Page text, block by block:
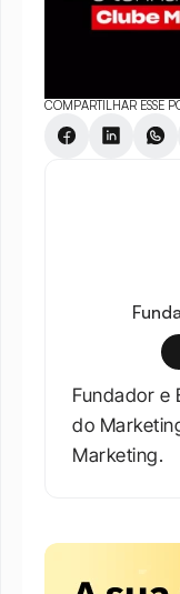
COMPARTILHAR ESSE
Fundador e
do
Marketing.